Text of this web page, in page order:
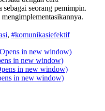
seorang pemimpin.
, #komunikasiefektif
in new window)
in new window)
in new window)
in new window)